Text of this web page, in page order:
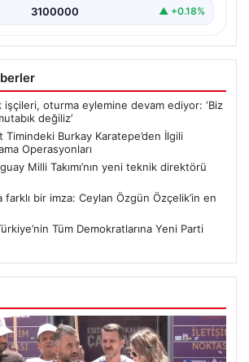
3100000 ▲ +0.18%
işçileri, oturma eylemine devam ediyor: ‘Biz
değiliz’
Timindeki Burkay Karatepe’den İlgili
Operasyonları
Milli Takımı’nın yeni teknik direktörü
farklı bir imza: Ceylan Özgün Özçelik’in en
Tüm Demokratlarına Yeni Parti